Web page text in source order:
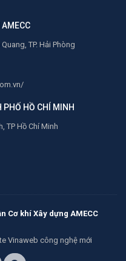
TP. Hải Phòng
HỒ CHÍ MINH
TP Hồ Chí Minh
Cơ khí Xây dựng AMECC
Vinaweb công nghệ mới